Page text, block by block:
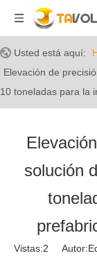
Usted está aquí:
Elevación de
10 toneladas para la
solución
Vistas:2